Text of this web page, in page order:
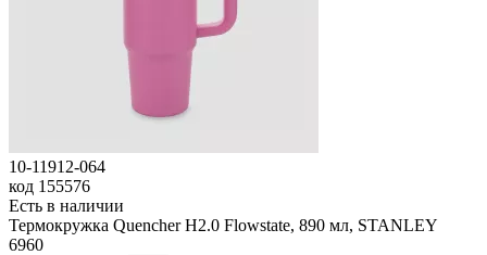
10-11912-064
код 155576
Есть в наличии
Термокружка Quencher H2.0 Flowstate, 890 мл, STANLEY
6960